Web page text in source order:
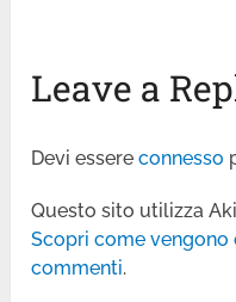
Leave a
Devi essereconnesso
Questo sito utilizza
Scopri come
commenti.